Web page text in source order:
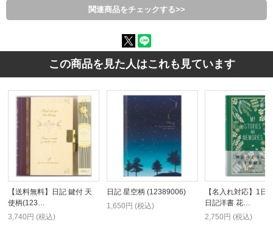
関連商品をチェックする>>
この商品を見た人はこれも見ています
【送料無料】日記 鍵付 天
使柄(123…
3,740円 (税込)
日記 星空柄 (12389006)
1,650円 (税込)
【名入れ対応】1日
日記洋書 花…
2,750円 (税込)